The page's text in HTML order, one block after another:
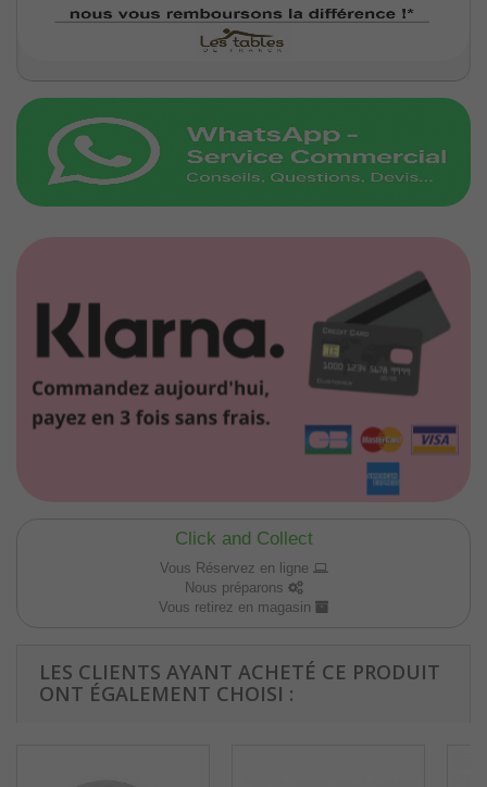
Click and Collect
Vous Réservez en ligne
Nous préparons
Vous retirez en magasin
LES CLIENTS AYANT ACHETÉ CE PRODUIT
ONT ÉGALEMENT CHOISI :